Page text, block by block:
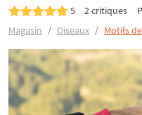
5 2 critiques
Magasin
Oiseaux Motifs